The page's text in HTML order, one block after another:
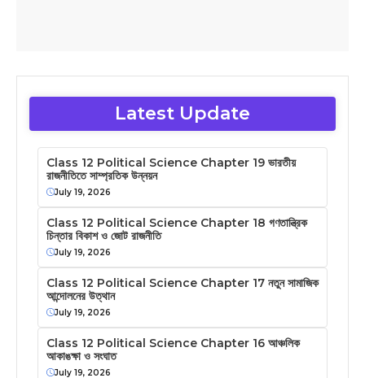
Latest Update
Class 12 Political Science Chapter 19 ভারতীয়
রাজনীতিতে সাম্প্রতিক উন্নয়ন
July 19, 2026
Class 12 Political Science Chapter 18 গণতান্ত্রিক
চিন্তার বিকাশ ও জোট রাজনীতি
July 19, 2026
Class 12 Political Science Chapter 17 নতুন সামাজিক
আন্দোলনের উত্থান
July 19, 2026
Class 12 Political Science Chapter 16 আঞ্চলিক
আকাঙক্ষা ও সংঘাত
July 19, 2026